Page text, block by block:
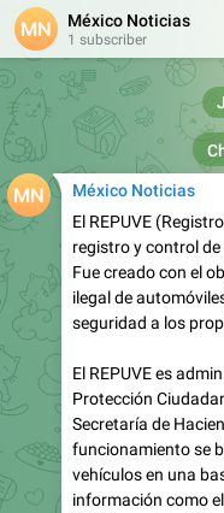
México Noticias
1 subscriber
México Noticias
El REPUVE
registro y control
Fue creado con el
ilegal de
seguridad a los
El REPUVE es
Protección
Secretaría de
funcionamiento se
vehículos en una
información como